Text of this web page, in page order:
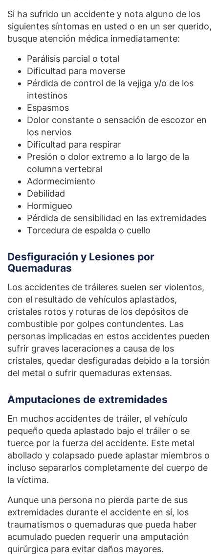
Si ha sufrido un accidente y nota alguno de los
siguientes síntomas en usted o en un ser querido,
busque atención médica inmediatamente:
Parálisis parcial o total
Dificultad para moverse
Pérdida de control de la vejiga y/o de los
intestinos
Espasmos
Dolor constante o sensación de escozor en
los nervios
Dificultad para respirar
Presión o dolor extremo a lo largo de la
columna vertebral
Adormecimiento
Debilidad
Hormigueo
Pérdida de sensibilidad en las extremidades
Torcedura de espalda o cuello
Desfiguración y Lesiones por
Quemaduras
Los accidentes de tráileres suelen ser violentos,
con el resultado de vehículos aplastados,
cristales rotos y roturas de los depósitos de
combustible por golpes contundentes. Las
personas implicadas en estos accidentes pueden
sufrir graves laceraciones a causa de los
cristales, quedar desfiguradas debido a la torsión
del metal o sufrir quemaduras extensas.
Amputaciones de extremidades
En muchos accidentes de tráiler, el vehículo
pequeño queda aplastado bajo el tráiler o se
tuerce por la fuerza del accidente. Este metal
abollado y colapsado puede aplastar miembros o
incluso separarlos completamente del cuerpo de
la víctima.
Aunque una persona no pierda parte de sus
extremidades durante el accidente en sí, los
traumatismos o quemaduras que pueda haber
acumulado pueden requerir una amputación
quirúrgica para evitar daños mayores.